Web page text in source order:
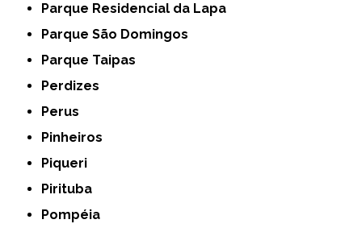
Parque Residencial da Lapa
Parque São Domingos
Parque Taipas
Perdizes
Perus
Pinheiros
Piqueri
Pirituba
Pompéia